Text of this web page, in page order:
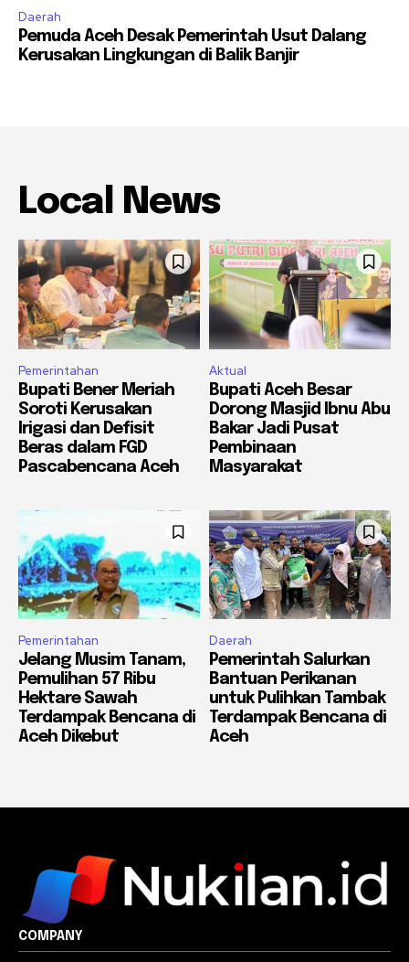
Daerah
Pemuda Aceh Desak Pemerintah Usut Dalang
Kerusakan Lingkungan di Balik Banjir
Local News
Pemerintahan
Bupati Bener Meriah
Soroti Kerusakan
Irigasi dan Defisit
Beras dalam FGD
Pascabencana Aceh
Aktual
Bupati Aceh Besar
Dorong Masjid Ibnu Abu
Bakar Jadi Pusat
Pembinaan
Masyarakat
Pemerintahan
Jelang Musim Tanam,
Pemulihan 57 Ribu
Hektare Sawah
Terdampak Bencana di
Aceh Dikebut
Daerah
Pemerintah Salurkan
Bantuan Perikanan
untuk Pulihkan Tambak
Terdampak Bencana di
Aceh
COMPANY